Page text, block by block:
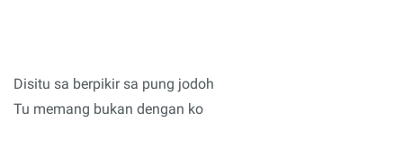
Disitu sa berpikir sa pung jodoh
Tu memang bukan dengan ko